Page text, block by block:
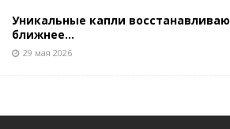
Уникальные капли
ближнее...
29 мая 2026